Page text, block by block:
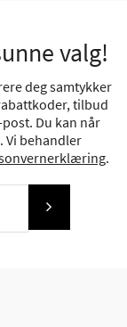
valg!
deg samtykker
tilbud
Du kan når
Vi behandler
.